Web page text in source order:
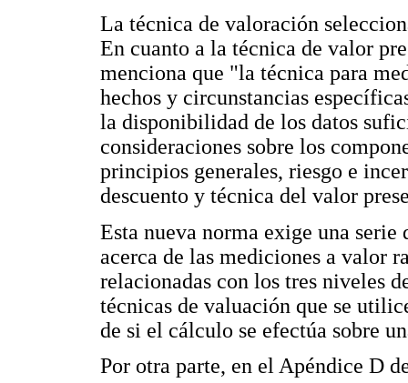
La técnica de valoración
En cuanto a la técnica de valor
menciona que "la técnica para
hechos y circunstancias
la disponibilidad de los datos
consideraciones sobre los
principios generales, riesgo e
descuento y técnica del valor
Esta nueva norma exige una
acerca de las mediciones a valor
relacionadas con los tres niveles
técnicas de valuación que se
de si el cálculo se efectúa sobre
Por otra parte, en el Apéndice D